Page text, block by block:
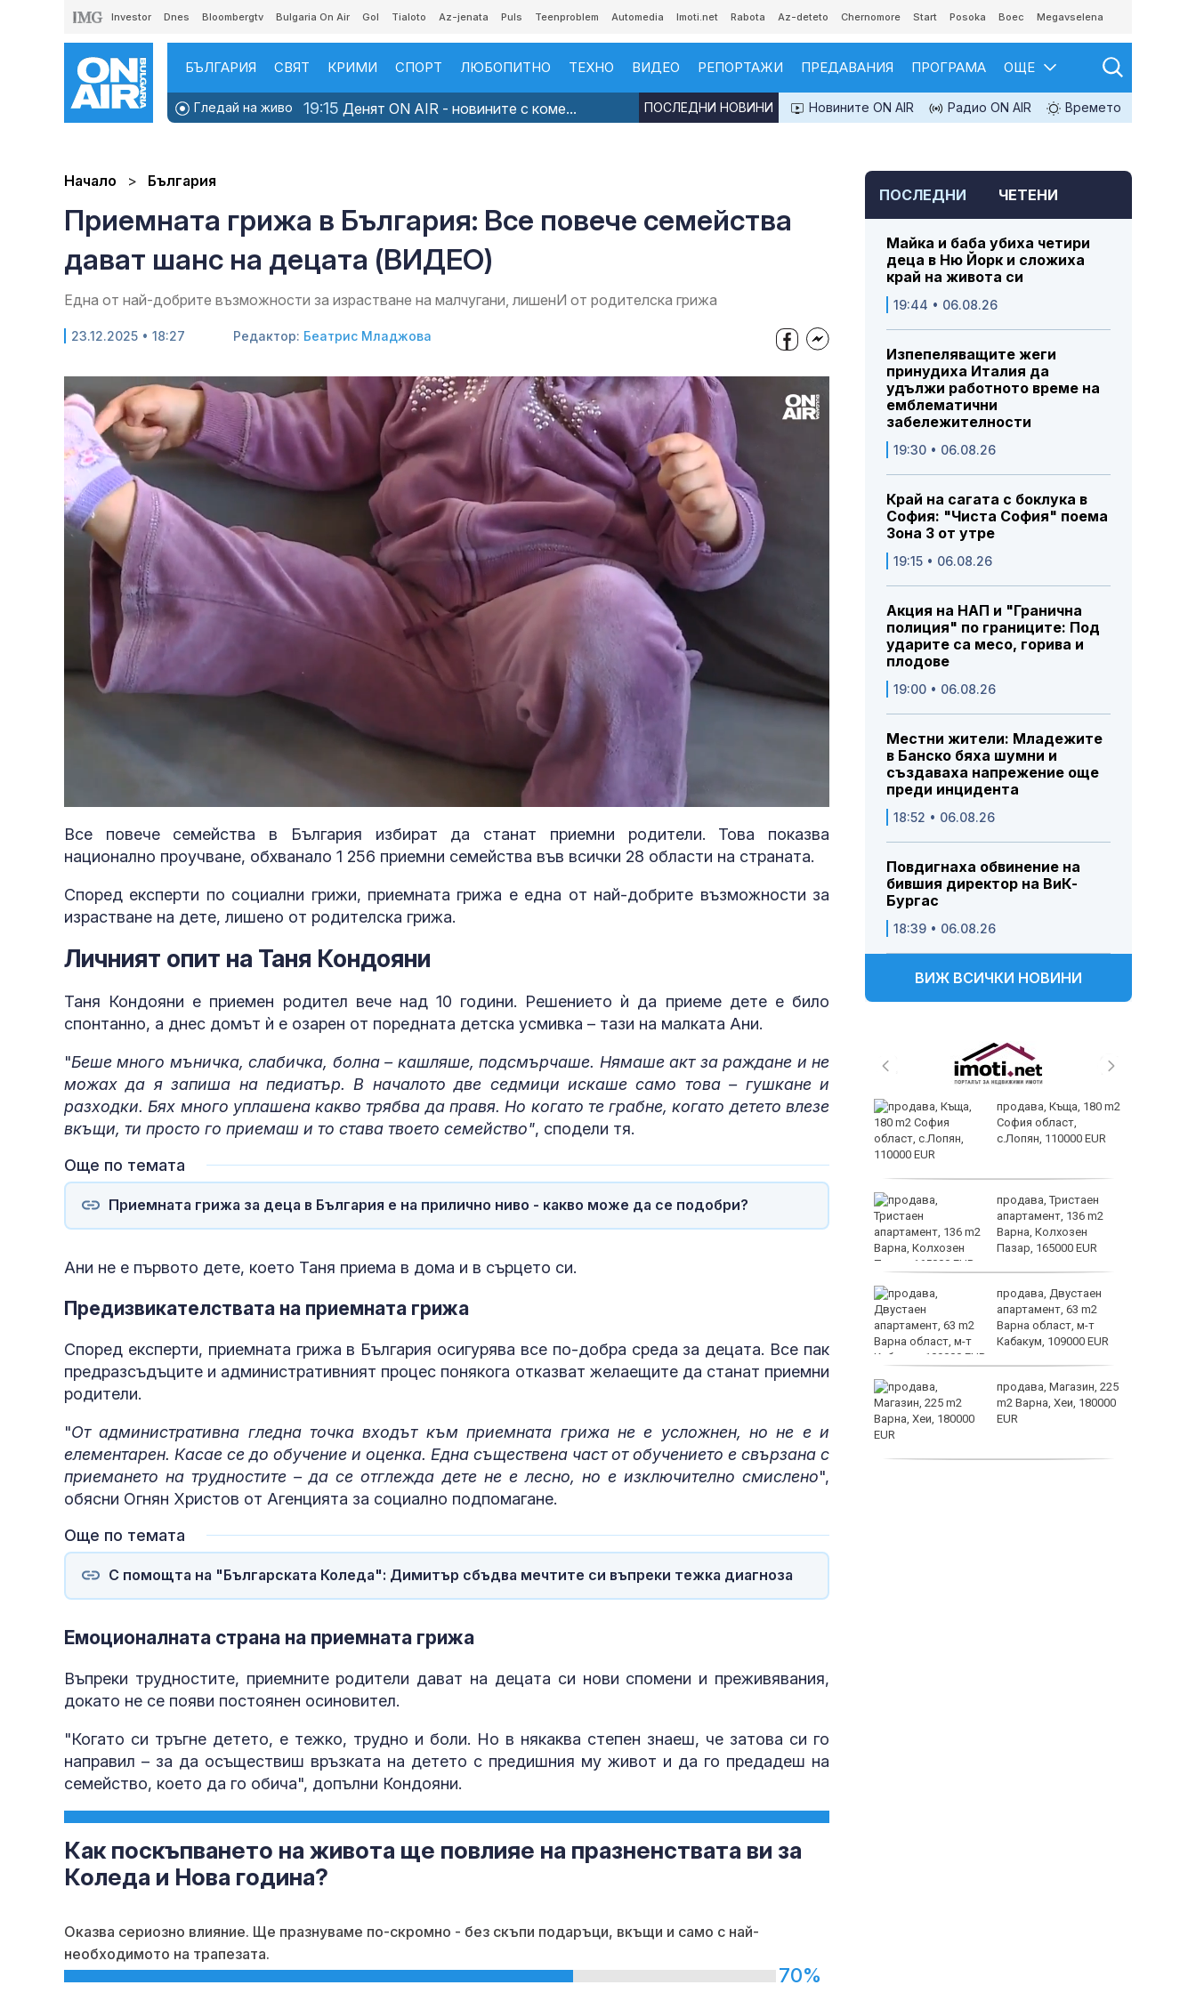
Investor Dnes Bloombergtv Bulgaria On Air Gol Tialoto Az-jenata Puls Teenproblem Automedia Imoti.net Rabota Az-deteto Chernomore Start Posoka Boec Megavselena
БЪЛГАРИЯ СВЯТ КРИМИ СПОРТ ЛЮБОПИТНО ТЕХНО ВИДЕО РЕПОРТАЖИ ПРЕДАВАНИЯ ПРОГРАМА ОЩЕ
Гледай на живо 19:15 Денят ON AIR - новините с коме... Новините ON AIR Радио ON AIR Времето
ПОСЛЕДНИ НОВИНИ
Начало България
Приемната грижа в България: Все повече семейства
дават шанс на децата (ВИДЕО)
Една от най-добрите възможности за израстване на малчугани, лишенИ от родителска грижа
23.12.2025 • 18:27 Редактор: Беатрис Младжова
Все повече семейства в България избират да станат приемни родители. Това показва
национално проучване, обхванало 1 256 приемни семейства във всички 28 области на страната.
Според експерти по социални грижи, приемната грижа е една от най-добрите възможности за
израстване на дете, лишено от родителска грижа.
Личният опит на Таня Кондояни
Таня Кондояни е приемен родител вече над 10 години. Решението ѝ да приеме дете е било
спонтанно, а днес домът ѝ е озарен от поредната детска усмивка – тази на малката Ани.
"Беше много мъничка, слабичка, болна – кашляше, подсмърчаше. Нямаше акт за раждане и не
можах да я запиша на педиатър. В началото две седмици искаше само това – гушкане и
разходки. Бях много уплашена какво трябва да правя. Но когато те грабне, когато детето влезе
вкъщи, ти просто го приемаш и то става твоето семейство", сподели тя.
Още по темата
Приемната грижа за деца в България е на прилично ниво - какво може да се подобри?
Ани не е първото дете, което Таня приема в дома и в сърцето си.
Предизвикателствата на приемната грижа
Според експерти, приемната грижа в България осигурява все по-добра среда за децата. Все пак
предразсъдъците и административният процес понякога отказват желаещите да станат приемни
родители.
"От административна гледна точка входът към приемната грижа не е усложнен, но не е и
елементарен. Касае се до обучение и оценка. Една съществена част от обучението е свързана с
приемането на трудностите – да се отглежда дете не е лесно, но е изключително смислено",
обясни Огнян Христов от Агенцията за социално подпомагане.
Още по темата
С помощта на "Българската Коледа": Димитър сбъдва мечтите си въпреки тежка диагноза
Емоционалната страна на приемната грижа
Въпреки трудностите, приемните родители дават на децата си нови спомени и преживявания,
докато не се появи постоянен осиновител.
"Когато си тръгне детето, е тежко, трудно и боли. Но в някаква степен знаеш, че затова си го
направил – за да осъществиш връзката на детето с предишния му живот и да го предадеш на
семейство, което да го обича", допълни Кондояни.
Как поскъпването на живота ще повлияе на празненствата ви за
Коледа и Нова година?
Оказва сериозно влияние. Ще празнуваме по-скромно - без скъпи подаръци, вкъщи и само с най-
необходимото на трапезата.
70%
ПОСЛЕДНИ ЧЕТЕНИ
Майка и баба убиха четири
деца в Ню Йорк и сложиха
край на живота си
19:44 • 06.08.26
Изпепеляващите жеги
принудиха Италия да
удължи работното време на
емблематични
забележителности
19:30 • 06.08.26
Край на сагата с боклука в
София: "Чиста София" поема
Зона 3 от утре
19:15 • 06.08.26
Акция на НАП и "Гранична
полиция" по границите: Под
ударите са месо, горива и
плодове
19:00 • 06.08.26
Местни жители: Младежите
в Банско бяха шумни и
създаваха напрежение още
преди инцидента
18:52 • 06.08.26
Повдигнаха обвинение на
бившия директор на ВиК-
Бургас
18:39 • 06.08.26
ВИЖ ВСИЧКИ НОВИНИ
"Черните вдовици" в
Русия: Фиктивни
бракове с войници
Парадоксът на
оръжейна индустрия
Поптодоров,
"Пирогов"
изборите
Как да изберем
Психология за
родители: Режимът и
чувството за
горещините?
перорална терапия за
висок холестерол
продава, Къща, 180 m2
София област,
с.Лопян, 110000 EUR
продава, Тристаен
апартамент, 136 m2
Варна, Колхозен
Пазар, 165000 EUR
продава, Двустаен
апартамент, 63 m2
Варна област, м-т
Кабакум, 109000 EUR
продава, Магазин, 225
m2 Варна, Хеи, 180000
EUR